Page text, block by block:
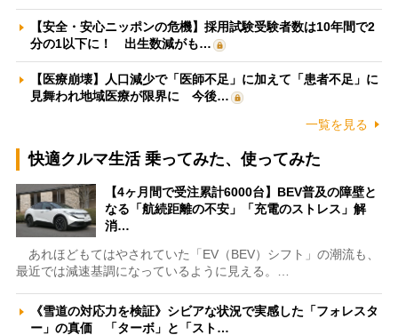
【安全・安心ニッポンの危機】採用試験受験者数は10年間で2
分の1以下に！ 出生数減がも…
【医療崩壊】人口減少で「医師不足」に加えて「患者不足」に
見舞われ地域医療が限界に 今後…
一覧を見る
快適クルマ生活 乗ってみた、使ってみた
【4ヶ月間で受注累計6000台】BEV普及の障壁と
なる「航続距離の不安」「充電のストレス」解
消…
あれほどもてはやされていた「EV（BEV）シフト」の潮流も、
最近では減速基調になっているように見える。…
《雪道の対応力を検証》シビアな状況で実感した「フォレスタ
ー」の真価 「ターボ」と「スト…